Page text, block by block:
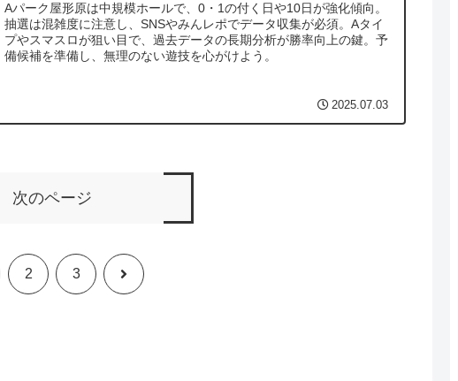
Aパーク屋形原は中規模ホールで、0・1の付く日や10日が強化傾向。
抽選は混雑度に注意し、SNSやみんレポでデータ収集が必須。Aタイ
プやスマスロが狙い目で、過去データの長期分析が勝率向上の鍵。予
備候補を準備し、無理のない遊技を心がけよう。
2025.07.03
次のページ
2 3 次